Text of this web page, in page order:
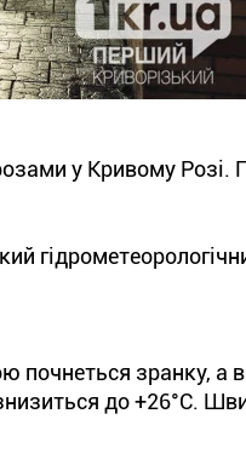
у Кривому Розі.
почнеться зранку, а
до +26°С.